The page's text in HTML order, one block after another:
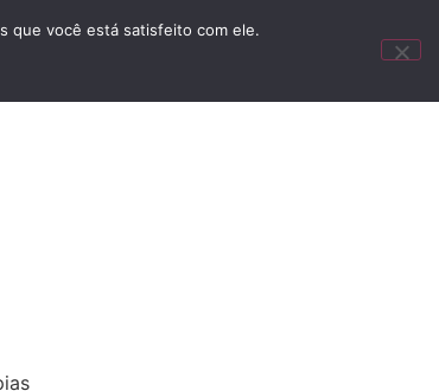
que você está satisfeito com ele.